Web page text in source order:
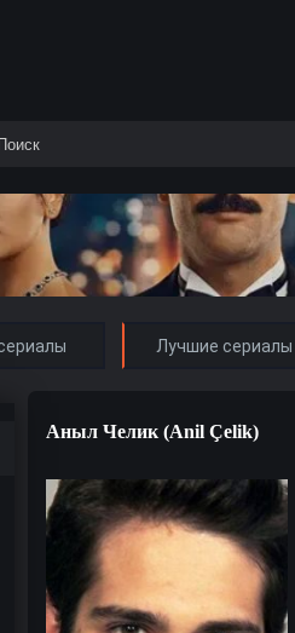
Лучшие сериалы
Аныл Челик (Anil Çelik)